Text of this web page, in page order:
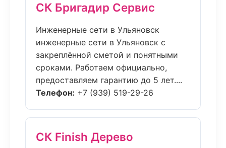
СК Бригадир Сервис
Инженерные сети в Ульяновск
инженерные сети в Ульяновск с
закреплённой сметой и понятными
сроками. Работаем официально,
предоставляем гарантию до 5 лет....
Телефон: +7 (939) 519-29-26
СК Finish Дерево